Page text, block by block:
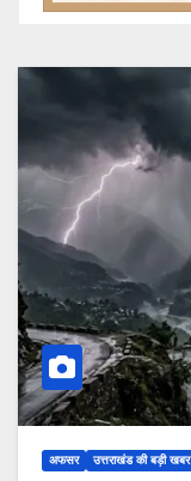
अफसर उत्तराखंड की बड़ी खबर